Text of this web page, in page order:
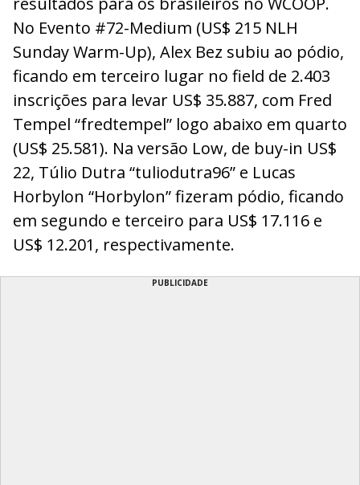
No Evento #72-Medium (US$ 215 NLH
Sunday Warm-Up), Alex Bez subiu ao pódio,
ficando em terceiro lugar no field de 2.403
inscrições para levar US$ 35.887, com Fred
Tempel “fredtempel” logo abaixo em quarto
(US$ 25.581). Na versão Low, de buy-in US$
22, Túlio Dutra “tuliodutra96” e Lucas
Horbylon “Horbylon” fizeram pódio, ficando
em segundo e terceiro para US$ 17.116 e
US$ 12.201, respectivamente.
PUBLICIDADE